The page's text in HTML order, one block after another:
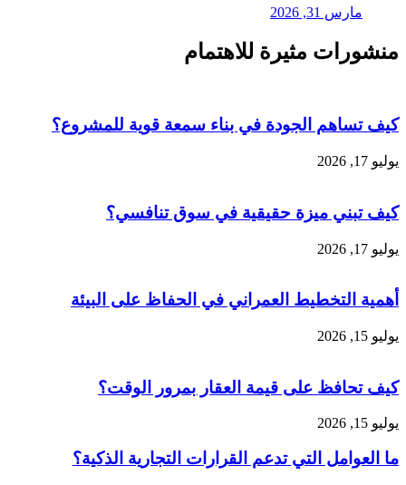
مارس 31, 2026
منشورات مثيرة للاهتمام
كيف تساهم الجودة في بناء سمعة قوية للمشروع؟
يوليو 17, 2026
كيف تبني ميزة حقيقية في سوق تنافسي؟
يوليو 17, 2026
أهمية التخطيط العمراني في الحفاظ على البيئة
يوليو 15, 2026
كيف تحافظ على قيمة العقار بمرور الوقت؟
يوليو 15, 2026
ما العوامل التي تدعم القرارات التجارية الذكية؟